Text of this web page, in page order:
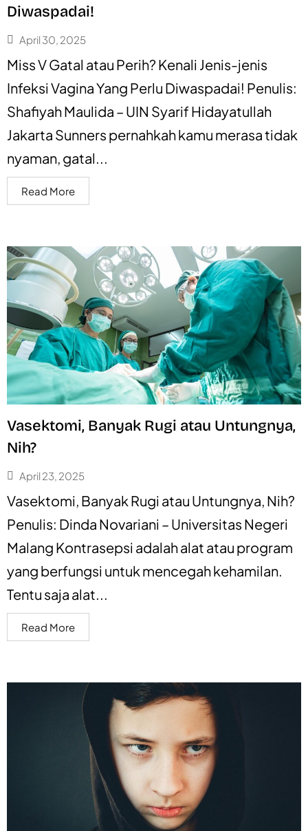
Diwaspadai!
April 30, 2025
Miss V Gatal atau Perih? Kenali Jenis-jenis
Infeksi Vagina Yang Perlu Diwaspadai! Penulis:
Shafiyah Maulida – UIN Syarif Hidayatullah
Jakarta Sunners pernahkah kamu merasa tidak
nyaman, gatal...
Read More
Vasektomi, Banyak Rugi atau Untungnya,
Nih?
April 23, 2025
Vasektomi, Banyak Rugi atau Untungnya, Nih?
Penulis: Dinda Novariani – Universitas Negeri
Malang Kontrasepsi adalah alat atau program
yang berfungsi untuk mencegah kehamilan.
Tentu saja alat...
Read More